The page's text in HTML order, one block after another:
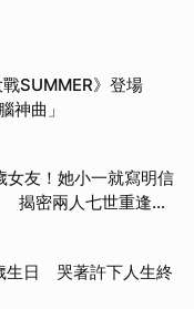
戰SUMMER》登場
神曲」
友！她小一就寫明信
揭密兩人七世重逢奇
生日 哭著許下人生終